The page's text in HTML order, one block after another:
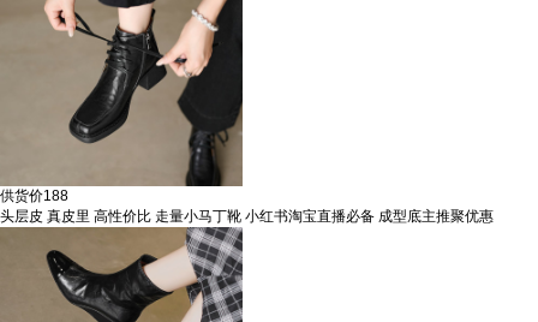
供货价188
头层皮 真皮里 高性价比 走量小马丁靴 小红书淘宝直播必备 成型底主推聚优惠